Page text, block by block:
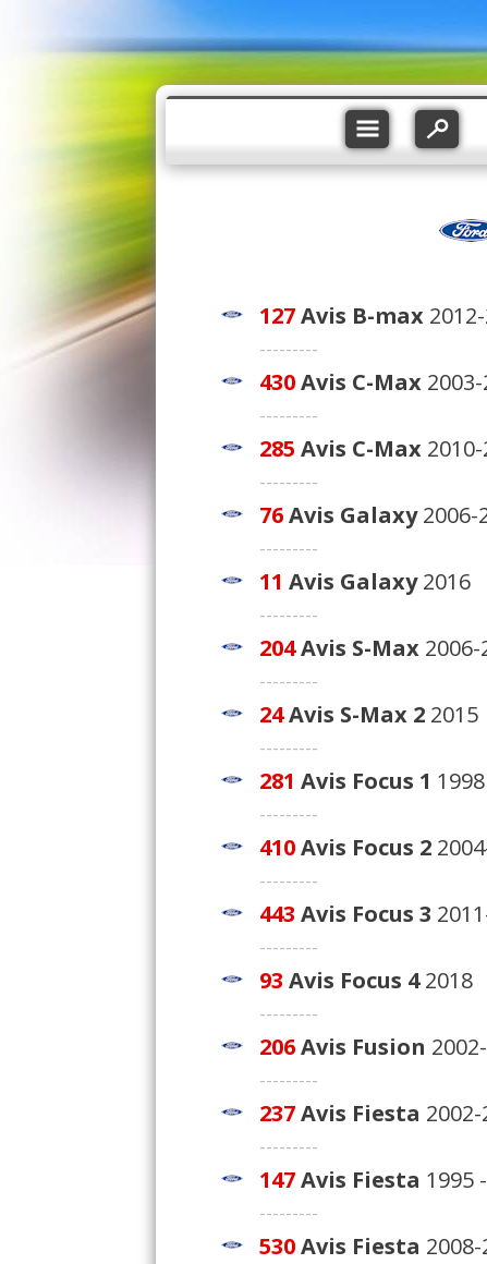
127Avis B-max
---------
430Avis C-Max
---------
285 Avis C-Max
---------
76Avis Galaxy2006-
---------
11 Avis Galaxy2016
---------
204Avis S-Max 2006-
---------
24Avis S-Max 2 2015
---------
281 Avis Focus 1
---------
410Avis Focus 2
---------
443 Avis Focus 3
---------
93 Avis Focus 42018
---------
206Avis Fusion
---------
237Avis Fiesta
---------
147Avis Fiesta 1995
---------
530Avis Fiesta